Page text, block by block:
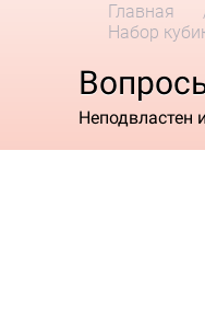
Главная
Набор
Неподвластен